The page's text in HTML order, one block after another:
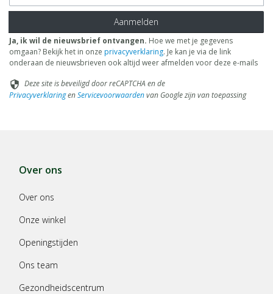
Aanmelden
Ja, ik wil de nieuwsbrief ontvangen. Hoe we met je gegevens
omgaan? Bekijk het in onze privacyverklaring. Je kan je via de link
onderaan de nieuwsbrieven ook altijd weer afmelden voor deze e-mails
security Deze site is beveiligd door reCAPTCHA en de
PrivacyverklaringenServicevoorwaardenvan Google zijn van toepassing
Over ons
Over ons
Onze winkel
Openingstijden
Ons team
Gezondheidscentrum